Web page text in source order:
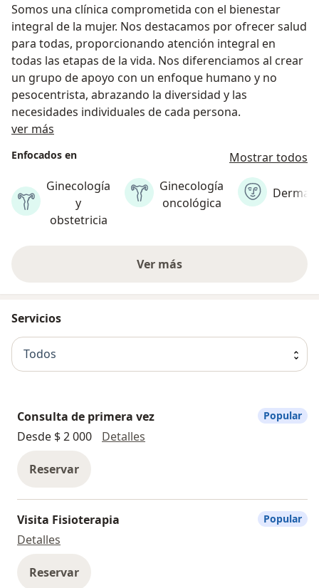
Somos una clínica comprometida con el bienestar
integral de la mujer. Nos destacamos por ofrecer salud
para todas, proporcionando atención integral en
todas las etapas de la vida. Nos diferenciamos al crear
un grupo de apoyo con un enfoque humano y no
pesocentrista, abrazando la diversidad y las
necesidades individuales de cada persona.
ver más
Enfocados en
Mostrar todos
Ginecología
y
obstetricia
Ginecología
oncológica
Ver más
Servicios
Todos
Consulta de primera vez
Desde $ 2 000
Detalles
Reservar
Popular
Visita Fisioterapia
Detalles
Reservar
Popular